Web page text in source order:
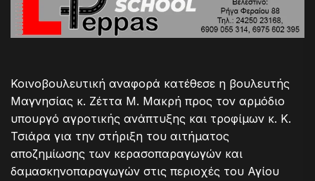
Κοινοβουλευτική αναφορά κατέθεσε η βουλευτής
Μαγνησίας κ. Ζέττα Μ. Μακρή προς τον αρμόδιο
υπουργό αγροτικής ανάπτυξης και τροφίμων κ. Κ.
Τσιάρα για την στήριξη του αιτήματος
αποζημίωσης των κερασοπαραγωγών και
δαμασκηνοπαραγωγών στις περιοχές του Αγίου